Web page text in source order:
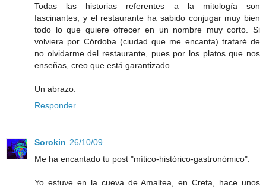
Todas las historias referentes a la mitología son
fascinantes, y el restaurante ha sabido conjugar muy bien
todo lo que quiere ofrecer en un nombre muy corto. Si
volviera por Córdoba (ciudad que me encanta) trataré de
no olvidarme del restaurante, pues por los platos que nos
enseñas, creo que está garantizado.
Un abrazo.
Responder
Sorokin 26/10/09
Me ha encantado tu post "mítico-histórico-gastronómico".
Yo estuve en la cueva de Amaltea, en Creta, hace unos